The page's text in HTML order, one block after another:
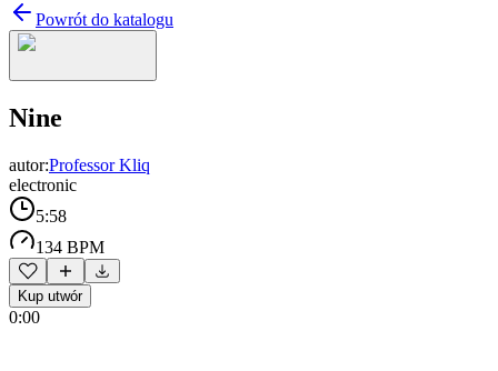
Powrót do katalogu
Nine
autor:Professor Kliq
electronic
5:58
134 BPM
Kup utwór
0:00